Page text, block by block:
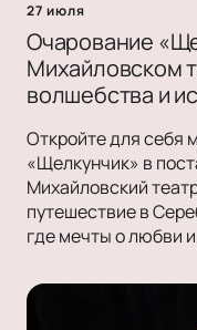
27 июля
Очарование
Михайловском
волшебства и
Откройте для себя
«Щелкунчик» в
Михайловский
путешествие в
где мечты о любви